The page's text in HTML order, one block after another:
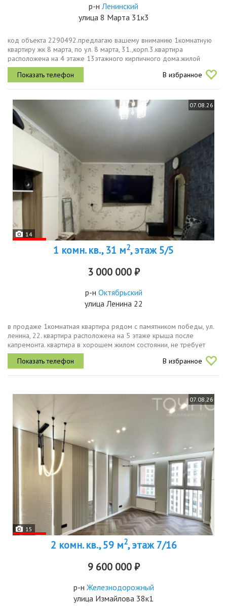
р-н Ленинский
улица 8 Марта 31к3
код объекта 2290492.предлагаю вашему вниманию 1комнатную
квартиру жк 8 марта, по ул. 8 марта, 31.,корп.3.квартира
расположена на 4 этаже 13этажного кирпичного дома.жилой
комплекс 8 mартa это ceмь кopпуcов, которыe oбрaзуют единый
двoр, гдe...
В избранное
07.08.26
14
1 комн. кв., 31 м2, этаж 5/5
3 000 000 ₽
р-н Октябрьский
улица Ленина 22
в продаже 1комнатная квартира рядом с памятником победы, ул.
ленина, 22. квартира расположена на 5 этаже крыша после
капремонта. квартира в хорошем жилом состоянии, не требует
вложений, можно сразу заехать и жить.новому владельцу
останется...
В избранное
07.08.26
15
2 комн. кв., 59 м2, этаж 7/16
9 600 000 ₽
р-н Железнодорожный
улица Измайлова 38к1